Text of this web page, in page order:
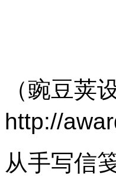
（豌豆荚
http://
从手写信